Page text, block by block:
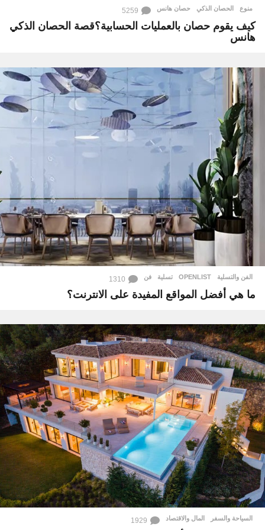
منوع الحصان الذكي ,
حصان هانس 5259
كيف يقوم حصان بالعمليات الحسابية؟قصة الحصان الذكي
هانس
الفن والتسلية OPENLIST
,
تسلية ,فن 1310
ما هي أفضل المواقع المفيدة على الانترنت؟
السياحة والسفر ,
المال والاقتصاد 1929